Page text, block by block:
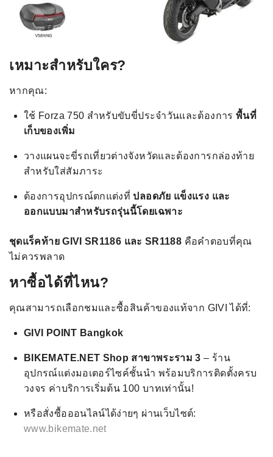
เหมาะสำหรับใคร?
หากคุณ:
ใช้ Forza 750 สำหรับขับขี่ประจำวันและต้องการ พื้นที่
เก็บของเพิ่ม
วางแผนจะขี่รถเที่ยวต่างจังหวัดและต้องการกล่องท้าย
สำหรับใส่สัมภาระ
ต้องการอุปกรณ์ตกแต่งที่ ปลอดภัย แข็งแรง และ
ออกแบบมาสำหรับรถรุ่นนี้โดยเฉพาะ
ชุดแร็คท้าย GIVI SR1186 และ SR1188 คือคำตอบที่คุณ
ไม่ควรพลาด
หาซื้อได้ที่ไหน?
คุณสามารถเลือกชมและซื้อสินค้าของแท้จาก GIVI ได้ที่:
GIVI POINT Bangkok
BIKEMATE.NET Shop สาขาพระราม 3 – ร้าน
อุปกรณ์แต่งมอเตอร์ไซค์ชั้นนำ พร้อมบริการติดตั้งครบ
วงจร ค่าบริการเริ่มต้น 100 บาทเท่านั้น!
หรือสั่งซื้อออนไลน์ได้ง่ายๆ ผ่านเว็บไซต์:
www.bikemate.net